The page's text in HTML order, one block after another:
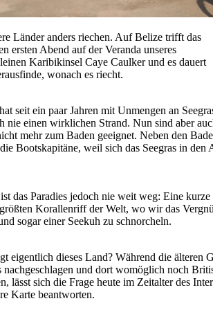
Länder anders riechen. Auf Belize trifft das
ersten Abend auf der Veranda unseres
Karibikinsel Caye Caulker und es dauert
wonach es riecht.
seit ein paar Jahren mit Unmengen an
nie einen wirklichen Strand. Nun sind aber
mehr zum Baden geeignet. Neben den
Bootskapitäne, weil sich das Seegras in den
das Paradies jedoch nie weit weg: Eine
Korallenriff der Welt, wo wir das
sogar einer Seekuh zu schnorcheln.
eigentlich dieses Land? Während die älteren
nachgeschlagen und dort womöglich noch
lässt sich die Frage heute im Zeitalter des
Karte beantworten.